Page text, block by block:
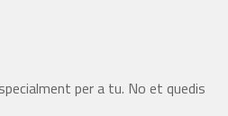
per a tu. No et quedis